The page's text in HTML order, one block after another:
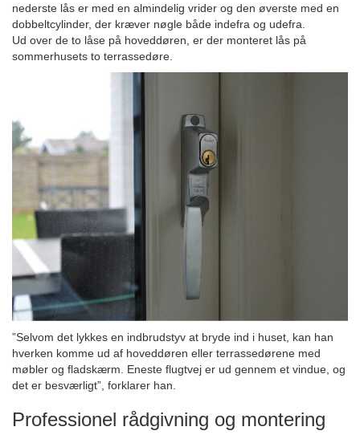
nederste lås er med en almindelig vrider og den øverste med en
dobbeltcylinder, der kræver nøgle både indefra og udefra.
Ud over de to låse på hoveddøren, er der monteret lås på
sommerhusets to terrassedøre.
”Selvom det lykkes en indbrudstyv at bryde ind i huset, kan han
hverken komme ud af hoveddøren eller terrassedørene med
møbler og fladskærm. Eneste flugtvej er ud gennem et vindue, og
det er besværligt”, forklarer han.
Professionel rådgivning og montering